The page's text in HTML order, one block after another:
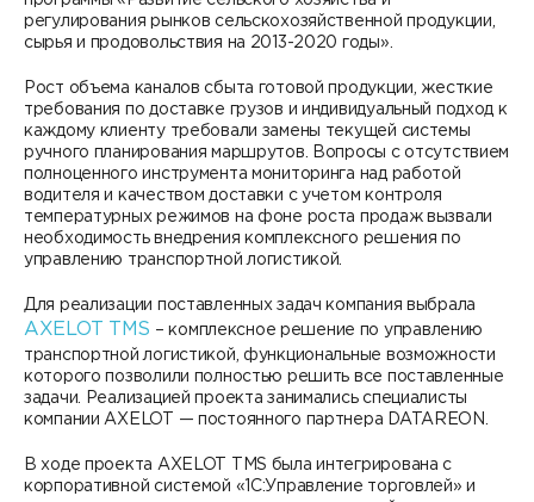
регулирования рынков сельскохозяйственной продукции,
сырья и продовольствия на 2013-2020 годы».
Рост объема каналов сбыта готовой продукции, жесткие
требования по доставке грузов и индивидуальный подход к
каждому клиенту требовали замены текущей системы
ручного планирования маршрутов. Вопросы с отсутствием
полноценного инструмента мониторинга над работой
водителя и качеством доставки с учетом контроля
температурных режимов на фоне роста продаж вызвали
необходимость внедрения комплексного решения по
управлению транспортной логистикой.
Для реализации поставленных задач компания выбрала
AXELOT TMS – комплексное решение по управлению
транспортной логистикой, функциональные возможности
которого позволили полностью решить все поставленные
задачи. Реализацией проекта занимались специалисты
компании AXELOT — постоянного партнера DATAREON.
В ходе проекта AXELOT TMS была интегрирована с
корпоративной системой «1С:Управление торговлей» и